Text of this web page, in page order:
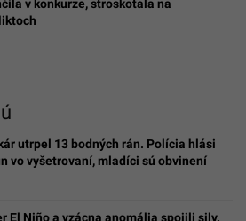
v konkurze, stroskotala na
utrpel 13 bodných rán. Polícia hlási
vo vyšetrovaní, mladíci sú obvinení
El Niño a vzácna anomália spojili sily.